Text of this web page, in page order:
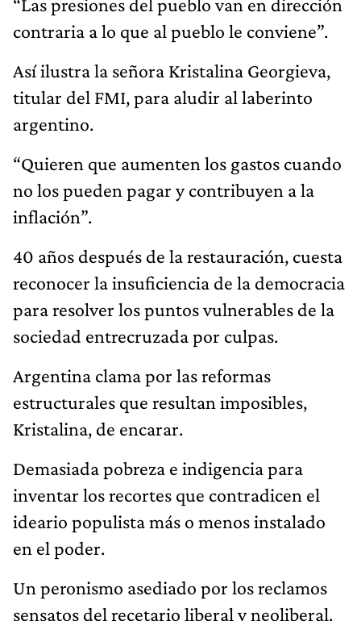
titular del FMI, para aludir al laberinto
argentino.
“Quieren que aumenten los gastos cuando
no los pueden pagar y contribuyen a la
inflación”.
40 años después de la restauración, cuesta
reconocer la insuficiencia de la democracia
para resolver los puntos vulnerables de la
sociedad entrecruzada por culpas.
Argentina clama por las reformas
estructurales que resultan imposibles,
Kristalina, de encarar.
Demasiada pobreza e indigencia para
inventar los recortes que contradicen el
ideario populista más o menos instalado
en el poder.
Un peronismo asediado por los reclamos
sensatos del recetario liberal y neoliberal.
Mientras tanto se expande, en simultáneo,
la versión más categórica de una izquierda